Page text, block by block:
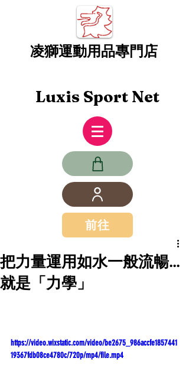
凌獅運動用品專門店
Luxis Sport Net
前往
把力量運用如水一般流暢...
就是「力學」
https://video.wixstatic.com/video/be2675_986accfe1857441
19367fdb08ce4780c/720p/mp4/file.mp4